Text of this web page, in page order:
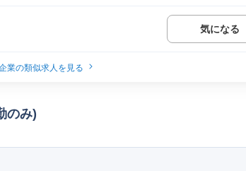
気になる
業の類似求人を見る
のみ)